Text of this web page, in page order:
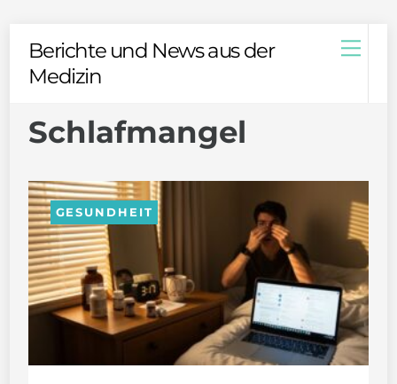
Berichte und News aus der
Medizin
Schlafmangel
GESUNDHEIT